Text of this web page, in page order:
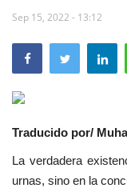
Contacto
Nuestro Equipo
Sep 15, 2022 - 13:12
Traducido por/
La verdadera
urnas, sino en la